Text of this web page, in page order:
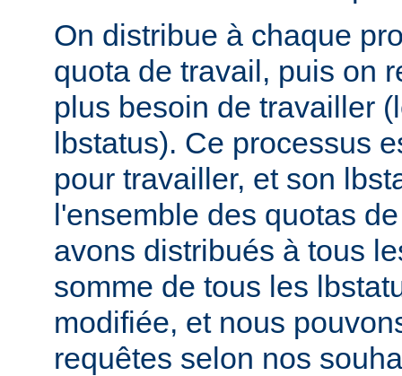
On distribue à chaque
quota de travail, puis on
plus besoin de travailler
lbstatus). Ce processus
pour travailler, et son
l'ensemble des quotas
avons distribués à tous
somme de tous les
modifiée, et nous
requêtes selon nos